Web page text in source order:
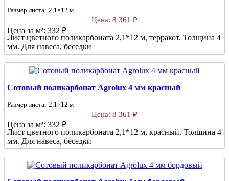
Размер листа: 2,1×12 м
Цена: 8 361 ₽
Цена за м²: 332 ₽
Лист цветного поликарбоната 2,1*12 м, терракот. Толщина 4
мм. Для навеса, беседки
Сотовый поликарбонат Agrolux 4 мм красный
Размер листа: 2,1×12 м
Цена: 8 361 ₽
Цена за м²: 332 ₽
Лист цветного поликарбоната 2,1*12 м, красный. Толщина 4
мм. Для навеса, беседки